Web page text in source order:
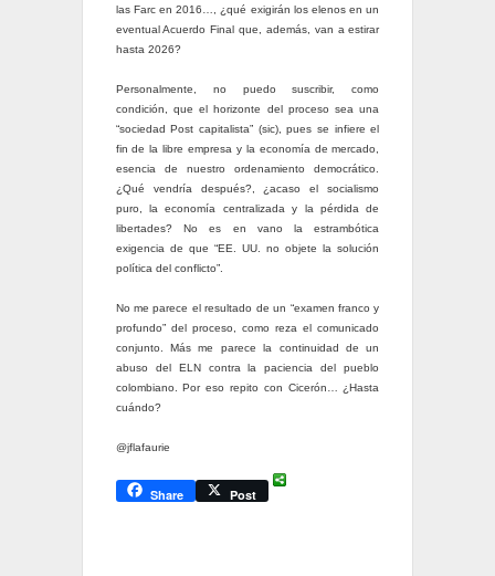
las Farc en 2016…, ¿qué exigirán los elenos en un
eventual Acuerdo Final que, además, van a estirar
hasta 2026?
Personalmente, no puedo suscribir, como
condición, que el horizonte del proceso sea una
“sociedad Post capitalista” (sic), pues se infiere el
fin de la libre empresa y la economía de mercado,
esencia de nuestro ordenamiento democrático.
¿Qué vendría después?, ¿acaso el socialismo
puro, la economía centralizada y la pérdida de
libertades? No es en vano la estrambótica
exigencia de que “EE. UU. no objete la solución
política del conflicto”.
No me parece el resultado de un “examen franco y
profundo” del proceso, como reza el comunicado
conjunto. Más me parece la continuidad de un
abuso del ELN contra la paciencia del pueblo
colombiano. Por eso repito con Cicerón… ¿Hasta
cuándo?
@jflafaurie
Share Post